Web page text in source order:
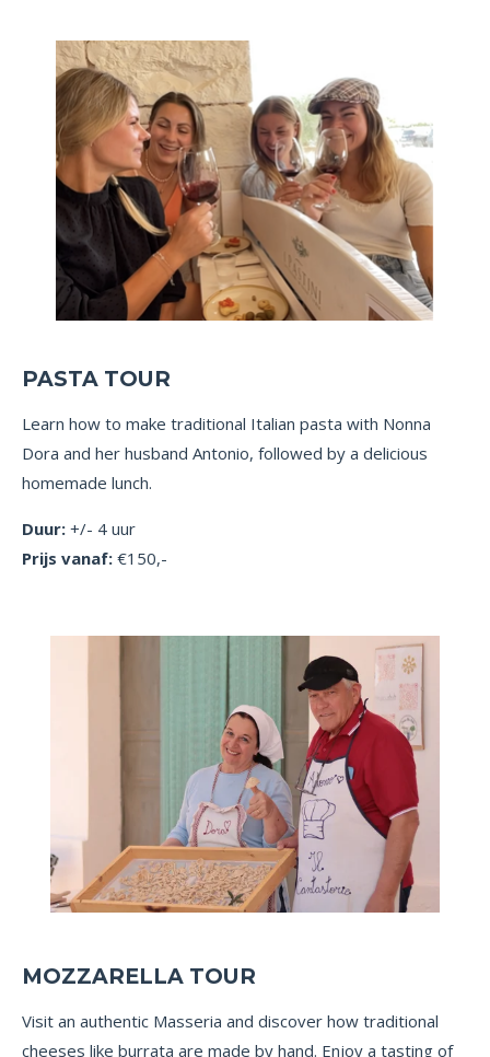
PASTA TOUR
Learn how to make traditional Italian pasta with Nonna
Dora and her husband Antonio, followed by a delicious
homemade lunch.
Duur: +/- 4 uur
Prijs vanaf: €150,-
MOZZARELLA TOUR
Visit an authentic Masseria and discover how traditional
cheeses like burrata are made by hand. Enjoy a tasting of